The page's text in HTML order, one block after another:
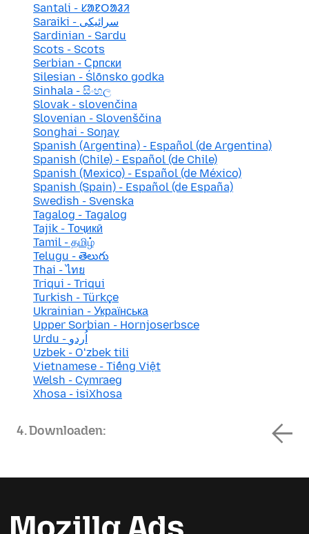
Santali - ᱥᱟᱱᱛᱟᱲᱤ
Saraiki - سرائیکی
Sardinian - Sardu
Scots - Scots
Serbian - Српски
Silesian - Ślōnsko godka
Sinhala - සිංහල
Slovak - slovenčina
Slovenian - Slovenščina
Songhai - Soŋay
Spanish (Argentina) - Español (de Argentina)
Spanish (Chile) - Español (de Chile)
Spanish (Mexico) - Español (de México)
Spanish (Spain) - Español (de España)
Swedish - Svenska
Tagalog - Tagalog
Tajik - Тоҷикӣ
Tamil - தமிழ்
Telugu - తెలుగు
Thai - ไทย
Triqui - Triqui
Turkish - Türkçe
Ukrainian - Українська
Upper Sorbian - Hornjoserbsce
Urdu - اُردو
Uzbek - Oʻzbek tili
Vietnamese - Tiếng Việt
Welsh - Cymraeg
Xhosa - isiXhosa
4. Downloaden: